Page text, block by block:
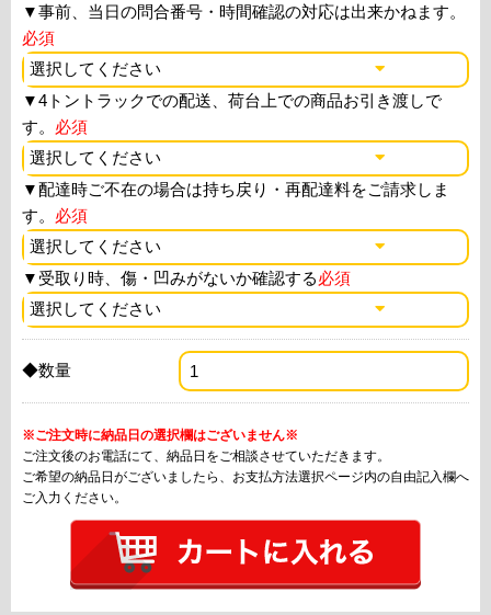
▼事前、当日の問合番号・時間確認の対応は出来かねます。
必須
▼4トントラックでの配送、荷台上での商品お引き渡しで
す。 必須
▼配達時ご不在の場合は持ち戻り・再配達料をご請求しま
す。 必須
▼ 受取り時、傷・凹みがないか確認する必須
◆数量
※ご注文時に納品日の選択欄はございません※
ご注文後のお電話にて、納品日をご相談させていただきます。
ご希望の納品日がございましたら、お支払方法選択ページ内の自由記入欄へ
ご入力ください。